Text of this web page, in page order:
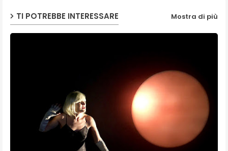
TI POTREBBE INTERESSARE Mostra di più